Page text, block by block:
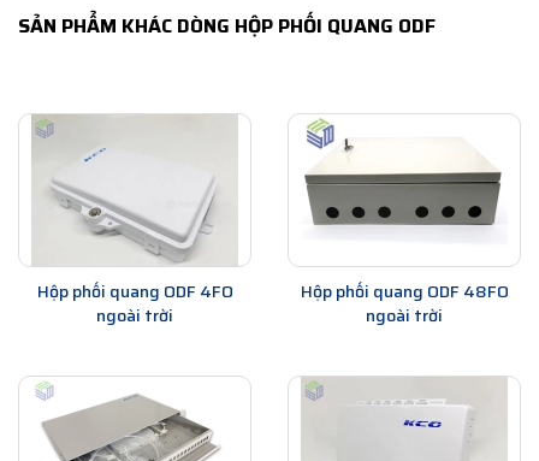
SẢN PHẨM KHÁC DÒNG HỘP PHỐI QUANG ODF
Hộp phối quang ODF 4FO
ngoài trời
Hộp phối quang ODF 48FO
ngoài trời